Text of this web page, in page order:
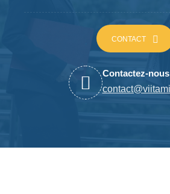
CONTACT
Contactez-nous